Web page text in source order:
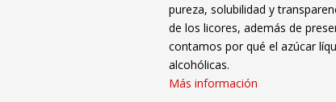
pureza, solubilidad y
de los licores, además de
contamos por qué el azúcar
alcohólicas.
Más información